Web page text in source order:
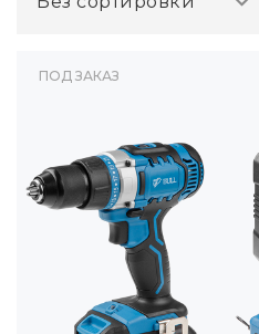
ПОД ЗАКАЗ